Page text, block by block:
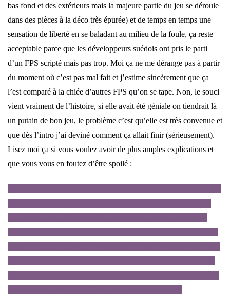
bas fond et des extérieurs mais la majeure partie du jeu se déroule
dans des pièces à la déco très épurée) et de temps en temps une
sensation de liberté en se baladant au milieu de la foule, ça reste
acceptable parce que les développeurs suédois ont pris le parti
d’un FPS scripté mais pas trop. Moi ça ne me dérange pas à partir
du moment où c’est pas mal fait et j’estime sincèrement que ça
l’est comparé à la chiée d’autres FPS qu’on se tape. Non, le souci
vient vraiment de l’histoire, si elle avait été géniale on tiendrait là
un putain de bon jeu, le problème c’est qu’elle est très convenue et
que dès l’intro j’ai deviné comment ça allait finir (sérieusement).
Lisez moi ça si vous voulez avoir de plus amples explications et
que vous vous en foutez d’être spoilé :